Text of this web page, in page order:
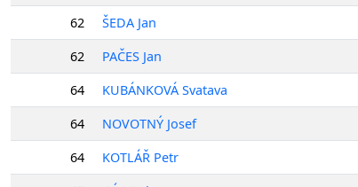
62
ŠEDA Jan
62
PAČES Jan
64
KUBÁNKOVÁ Svatava
64
NOVOTNÝ Josef
64
KOTLÁŘ Petr